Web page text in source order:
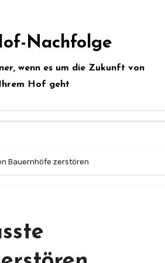
Nachfolge
wenn es um die Zukunft von
Ihrem Hof geht
Bauernhöfe zerstören